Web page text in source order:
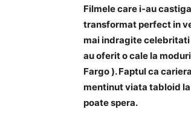
Filmele care i-au
transformat perfect in
mai indragite celebritati
au oferit o cale la
Fargo ). Faptul ca
mentinut viata tabloid
poate spera.